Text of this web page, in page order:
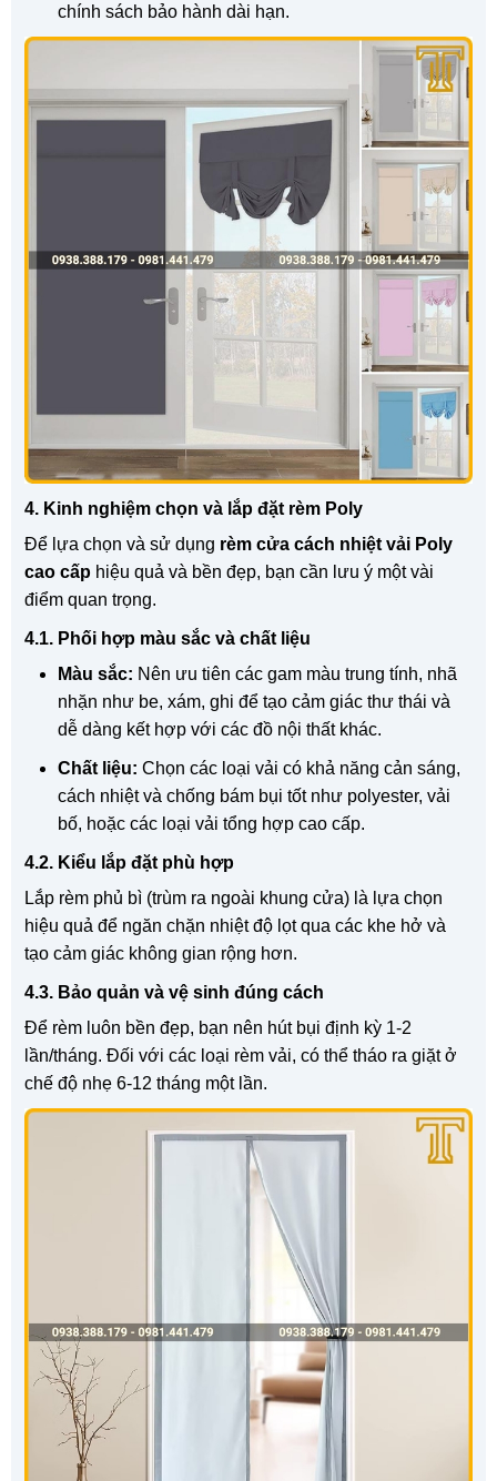
chính sách bảo hành dài hạn.
4. Kinh nghiệm chọn và lắp đặt rèm Poly
Để lựa chọn và sử dụng rèm cửa cách nhiệt vải Poly
cao cấp hiệu quả và bền đẹp, bạn cần lưu ý một vài
điểm quan trọng.
4.1. Phối hợp màu sắc và chất liệu
Màu sắc: Nên ưu tiên các gam màu trung tính, nhã
nhặn như be, xám, ghi để tạo cảm giác thư thái và
dễ dàng kết hợp với các đồ nội thất khác.
Chất liệu: Chọn các loại vải có khả năng cản sáng,
cách nhiệt và chống bám bụi tốt như polyester, vải
bố, hoặc các loại vải tổng hợp cao cấp.
4.2. Kiểu lắp đặt phù hợp
Lắp rèm phủ bì (trùm ra ngoài khung cửa) là lựa chọn
hiệu quả để ngăn chặn nhiệt độ lọt qua các khe hở và
tạo cảm giác không gian rộng hơn.
4.3. Bảo quản và vệ sinh đúng cách
Để rèm luôn bền đẹp, bạn nên hút bụi định kỳ 1-2
lần/tháng. Đối với các loại rèm vải, có thể tháo ra giặt ở
chế độ nhẹ 6-12 tháng một lần.